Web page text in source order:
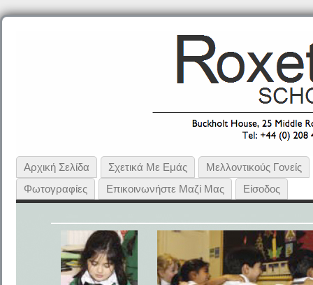
Αρχική Σελίδα Σχετικά Με Εμάς
Μελλοντικούς Γονείς
Φωτογραφίες
Επικοινωνήστε Μαζί Μας Είσοδος